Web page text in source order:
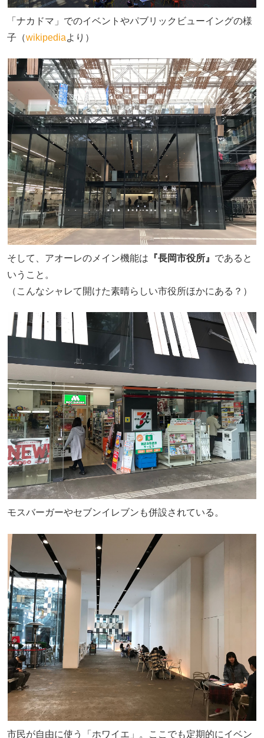
「ナカドマ」でのイベントやパブリックビューイングの様
子（wikipediaより）
そして、アオーレのメイン機能は 『長岡市役所』 であると
いうこと。
（こんなシャレて開けた素晴らしい市役所ほかにある？）
モスバーガーやセブンイレブンも併設されている。
市民が自由に使う「ホワイエ」。ここでも定期的にイベン